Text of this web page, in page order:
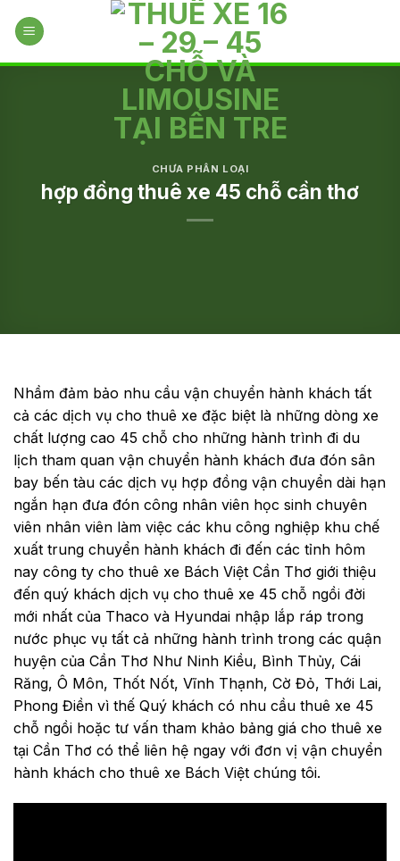
CHƯA PHÂN LOẠI
hợp đồng thuê xe 45 chỗ cần thơ
Nhầm đảm bảo nhu cầu vận chuyển hành khách tất
cả các dịch vụ cho thuê xe đặc biệt là những dòng xe
chất lượng cao 45 chỗ cho những hành trình đi du
lịch tham quan vận chuyển hành khách đưa đón sân
bay bến tàu các dịch vụ hợp đồng vận chuyển dài hạn
ngắn hạn đưa đón công nhân viên học sinh chuyên
viên nhân viên làm việc các khu công nghiệp khu chế
xuất trung chuyển hành khách đi đến các tỉnh hôm
nay công ty cho thuê xe Bách Việt Cần Thơ giới thiệu
đến quý khách dịch vụ cho thuê xe 45 chỗ ngồi đời
mới nhất của Thaco và Hyundai nhập lắp ráp trong
nước phục vụ tất cả những hành trình trong các quận
huyện của Cần Thơ Như Ninh Kiều, Bình Thủy, Cái
Răng, Ô Môn, Thốt Nốt, Vĩnh Thạnh, Cờ Đỏ, Thới Lai,
Phong Điền vì thế Quý khách có nhu cầu thuê xe 45
chỗ ngồi hoặc tư vấn tham khảo bảng giá cho thuê xe
tại Cần Thơ có thể liên hệ ngay với đơn vị vận chuyển
hành khách cho thuê xe Bách Việt chúng tôi.